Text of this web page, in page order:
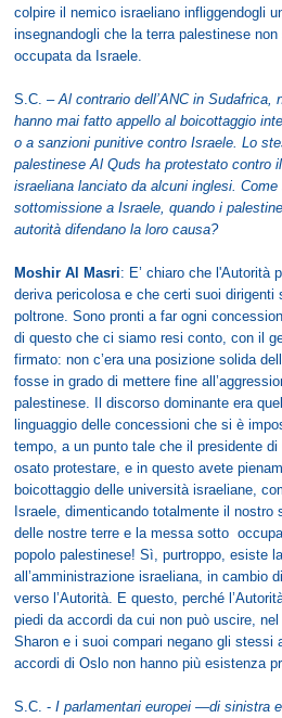
colpire il nemico israeliano infliggendogli
insegnandogli che la terra palestinese
occupata da Israele.
S.C. –Al contrario dell’ANC in Sudafrica,
hanno mai fatto appello al boicottaggio
o a sanzioni punitive contro Israele. Lo
palestinese Al Quds ha protestato contro
israeliana lanciato da alcuni inglesi.
sottomissione a Israele, quando i
autorità difendano la loro causa?
Moshir Al Masri: E’ chiaro che l'Autorità
deriva pericolosa e che certi suoi dirigenti
poltrone. Sono pronti a far ogni
di questo che ci siamo resi conto, con il
firmato: non c’era una posizione solida
fosse in grado di mettere fine
palestinese. Il discorso dominante era
linguaggio delle concessioni che si è
tempo, a un punto tale che il presidente di
osato protestare, e in questo avete
boicottaggio delle università israeliane,
Israele, dimenticando totalmente il nostro
delle nostre terre e la messa sotto
popolo palestinese! Sì, purtroppo, esiste
all’amministrazione israeliana, in cambio
verso l’Autorità. E questo, perché
piedi da accordi da cui non può uscire,
Sharon e i suoi compari negano gli stessi
accordi di Oslo non hanno più esistenza
S.C. -I parlamentari europei —di sinistra